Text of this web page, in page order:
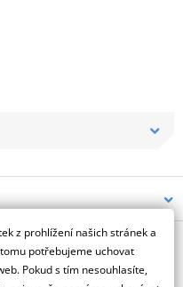
SPORTSTER/F
z prohlížení našich stránek a
potřebujeme uchovat
Pokud s tím nesouhlasíte,